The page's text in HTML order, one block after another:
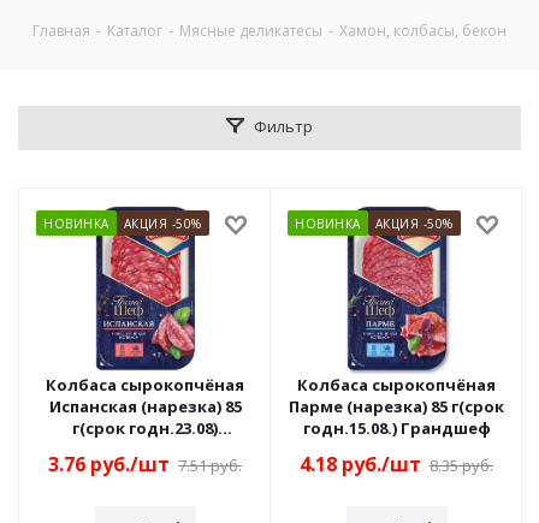
Главная - Каталог - Мясные деликатесы - Хамон, колбасы, бекон
Фильтр
НОВИНКА АКЦИЯ -50%
Колбаса сырокопчёная
Испанская (нарезка) 85
г(срок годн.23.08)
3.76 руб./шт 7.51руб.
НОВИНКА АКЦИЯ -50%
Колбаса сырокопчёная
Парме (нарезка) 85 г(срок
годн.15.08.) Грандшеф
4.18 руб./шт 8.35руб.